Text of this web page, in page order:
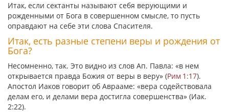
Итак, если сектанты называют себя верующими и
рожденными от Бога в совершенном смысле, то пусть
оправдают на себе эти слова Спасителя.
Итак, есть разные степени веры и рождения от
Бога?
Несомненно, так. Это видно из слов Ап. Павла: «в нем
открывается правда Божия от веры в веру» (Рим 1:17).
Апостол Иаков говорит об Аврааме: «вера содействовала
делам его, и делами вера достигла совершенства» (Иак.
2:22).